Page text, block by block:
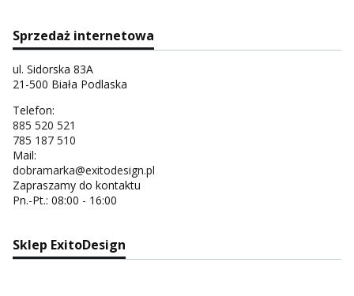
Sprzedaż internetowa
ul. Sidorska 83A
21-500 Biała Podlaska
Telefon:
885 520 521
785 187 510
Mail:
dobramarka@exitodesign.pl
Zapraszamy do kontaktu
Pn.-Pt.: 08:00 - 16:00
Sklep ExitoDesign